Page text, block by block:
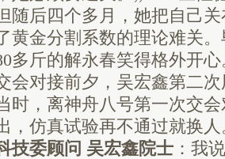
随后四个多月，她把自己
黄金分割系数的理论难关
多斤的解永春笑得格外
会对接前夕，吴宏鑫第二
时，离神舟八号第一次交
，仿真试验再不通过就
技委顾问 吴宏鑫院士 ：我